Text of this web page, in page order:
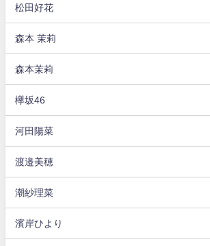
松田好花
森本 茉莉
森本茉莉
欅坂46
河田陽菜
渡邉美穂
潮紗理菜
濱岸ひより